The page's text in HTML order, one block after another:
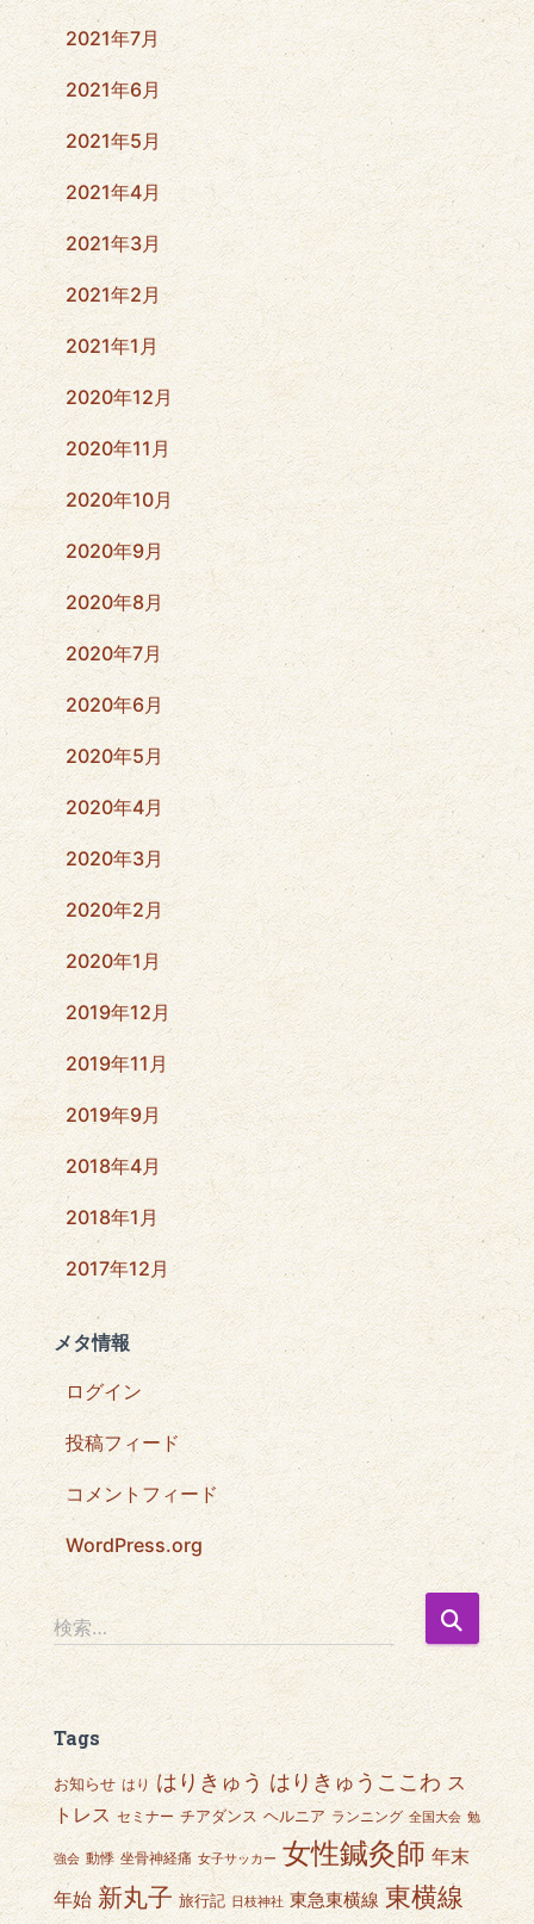
2021年7月
2021年6月
2021年5月
2021年4月
2021年3月
2021年2月
2021年1月
2020年12月
2020年11月
2020年10月
2020年9月
2020年8月
2020年7月
2020年6月
2020年5月
2020年4月
2020年3月
2020年2月
2020年1月
2019年12月
2019年11月
2019年9月
2018年4月
2018年1月
2017年12月
メタ情報
ログイン
投稿フィード
コメントフィード
WordPress.org
検
索
:
検索…
Tags
お知らせ はり はりきゅう はりきゅうここわ ス
トレス セミナー チアダンス ヘルニア ランニング 全国大会 勉
強会 動悸 坐骨神経痛 女子サッカー 女性鍼灸師 年末
年始 新丸子 旅行記 日枝神社 東急東横線 東横線